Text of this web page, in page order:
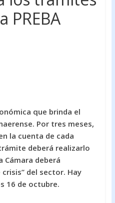
PREBA
que brinda el
Por tres meses,
la cuenta de cada
deberá realizarlo
Cámara deberá
del sector. Hay
16 de octubre.